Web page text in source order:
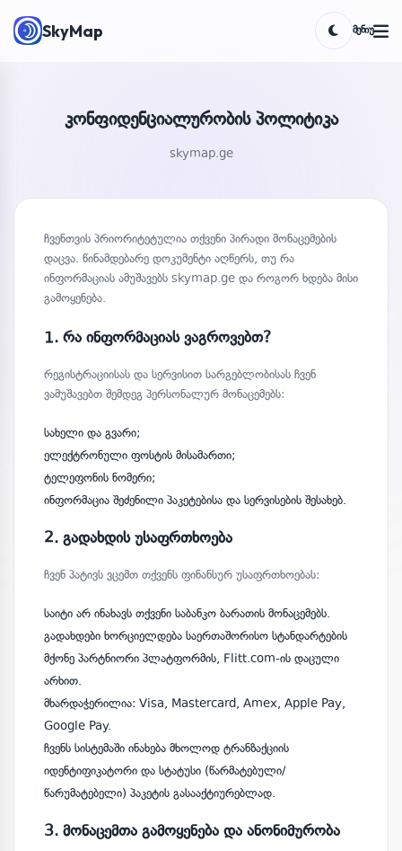
SkyMap Toggle
ᲛᲔᲜᲘᲣ
კონფიდენციალურობის პოლიტიკა
skymap.ge
ჩვენთვის პრიორიტეტულია თქვენი პირადი მონაცემების
დაცვა. წინამდებარე დოკუმენტი აღწერს, თუ რა
ინფორმაციას ამუშავებს skymap.ge და როგორ ხდება მისი
გამოყენება.
1. რა ინფორმაციას ვაგროვებთ?
რეგისტრაციისას და სერვისით სარგებლობისას ჩვენ
ვამუშავებთ შემდეგ პერსონალურ მონაცემებს:
სახელი და გვარი;
ელექტრონული ფოსტის მისამართი;
ტელეფონის ნომერი;
ინფორმაცია შეძენილი პაკეტებისა და სერვისების შესახებ.
2. გადახდის უსაფრთხოება
ჩვენ პატივს ვცემთ თქვენს ფინანსურ უსაფრთხოებას:
საიტი არ ინახავს თქვენი საბანკო ბარათის მონაცემებს.
გადახდები ხორციელდება საერთაშორისო სტანდარტების
მქონე პარტნიორი პლატფორმის, Flitt.com-ის დაცული
არხით.
მხარდაჭერილია: Visa, Mastercard, Amex, Apple Pay,
Google Pay.
ჩვენს სისტემაში ინახება მხოლოდ ტრანზაქციის
იდენტიფიკატორი და სტატუსი (წარმატებული/
წარუმატებელი) პაკეტის გასააქტიურებლად.
3. მონაცემთა გამოყენება და ანონიმურობა